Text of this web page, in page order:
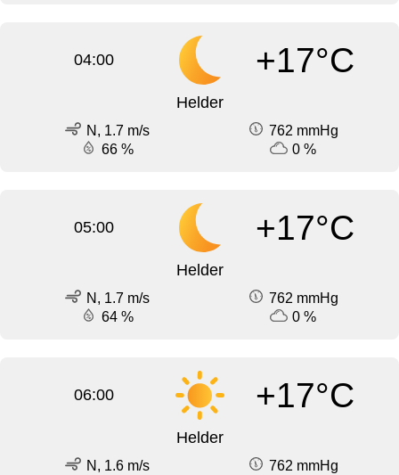
04:00 +17°C
Helder
N, 1.7 m/s
762 mmHg
66 %
0 %
05:00 +17°C
Helder
N, 1.7 m/s
762 mmHg
64 %
0 %
06:00 +17°C
Helder
N, 1.6 m/s
762 mmHg